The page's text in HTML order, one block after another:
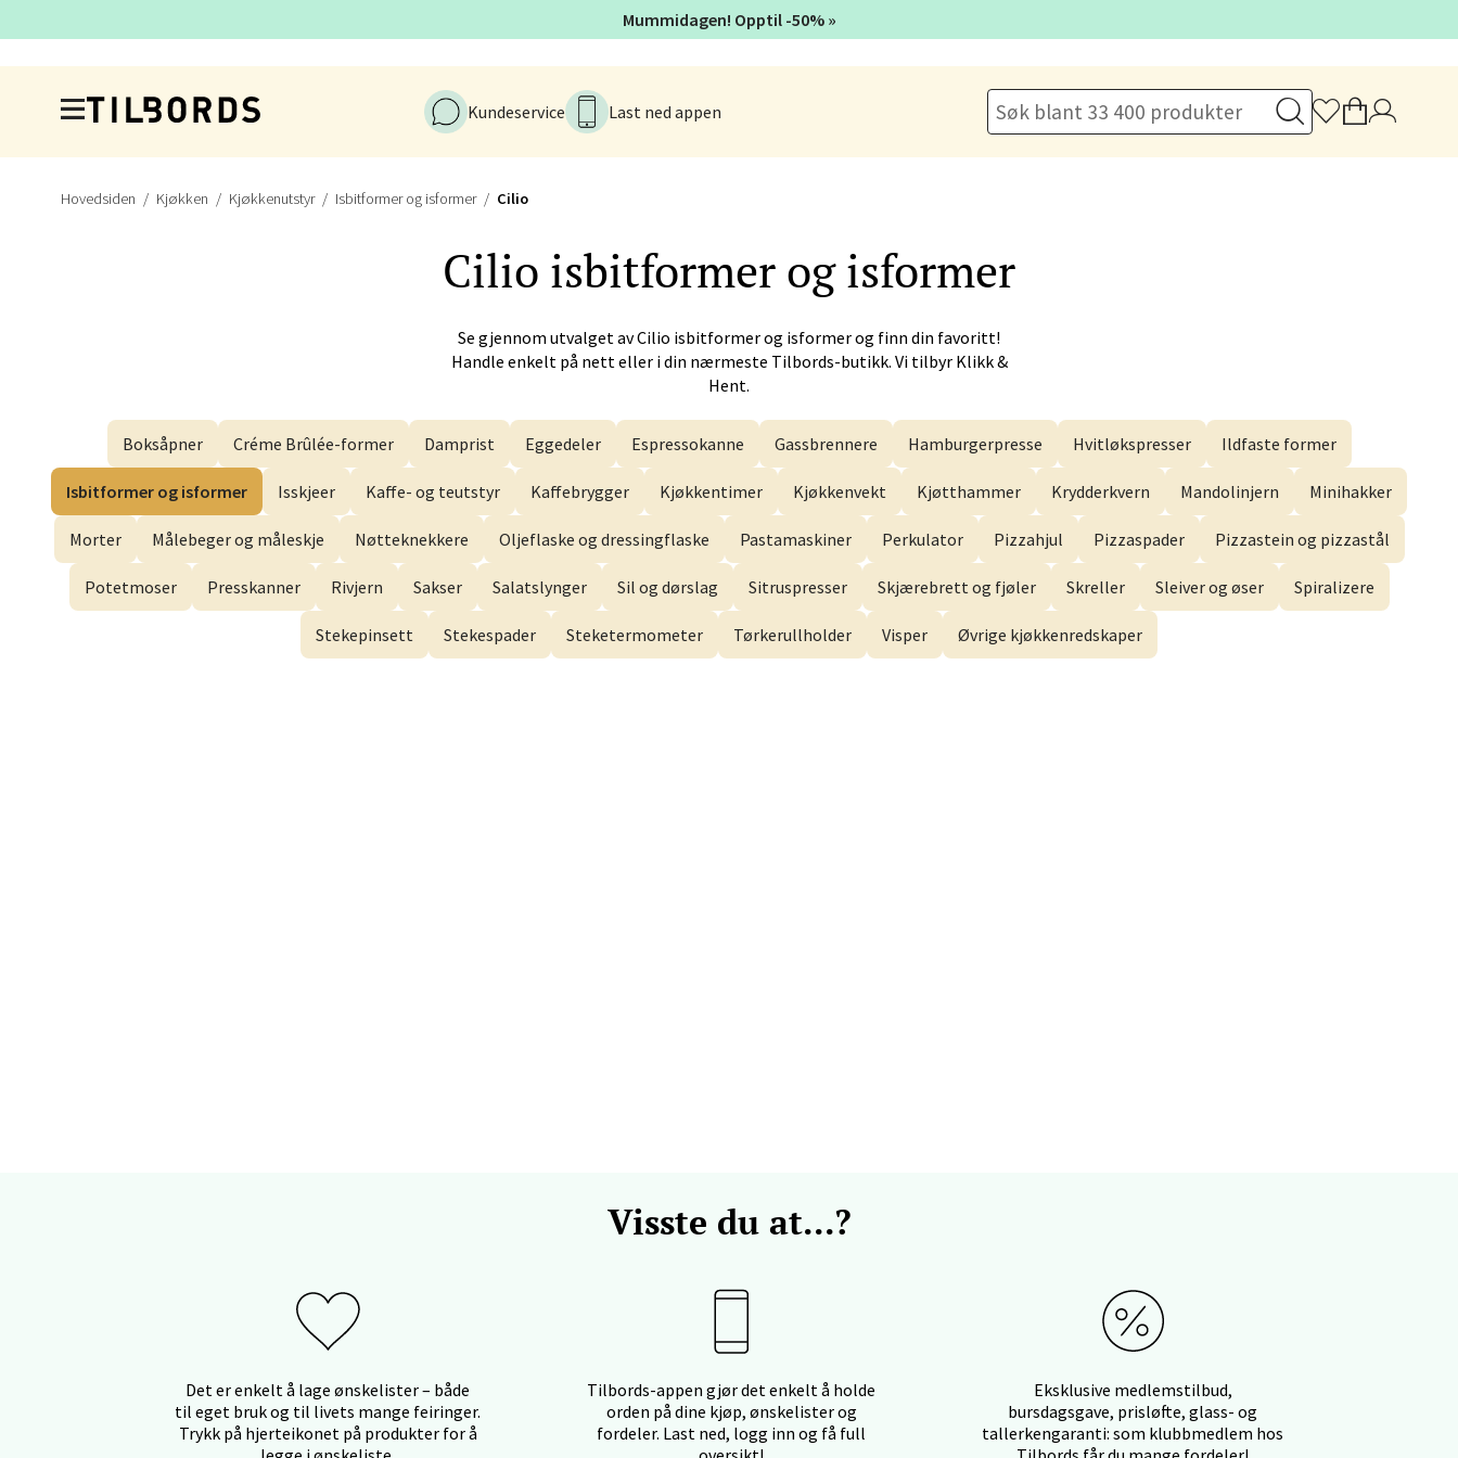
Kundeservice
Last ned appen
Hovedsiden Kjøkken Kjøkkenutstyr Isbitformer og isformer Cilio
Cilio isbitformer og isformer
Se gjennom utvalget avCilio isbitformer og isformer og finn din favoritt!
Handle enkelt på nett eller i din nærmeste Tilbords-butikk. Vi tilbyr Klikk &
Hent.
Boksåpner Créme Brûlée-former Damprist Eggedeler Espressokanne Gassbrennere Hamburgerpresse Hvitløkspresser Ildfaste former
Isbitformer og isformer Isskjeer Kaffe- og teutstyr Kaffebrygger Kjøkkentimer Kjøkkenvekt Kjøtthammer Krydderkvern Mandolinjern Minihakker
Morter Målebeger og måleskje Nøtteknekkere Oljeflaske og dressingflaske Pastamaskiner Perkulator Pizzahjul Pizzaspader Pizzastein og pizzastål
Potetmoser Presskanner Rivjern Sakser Salatslynger Sil og dørslag Sitruspresser Skjærebrett og fjøler Skreller Sleiver og øser Spiralizere
Stekepinsett Stekespader Steketermometer Tørkerullholder Visper Øvrige kjøkkenredskaper
Visste du at...?
Det er enkelt å lage ønskelister – både
til eget bruk og til livets mange feiringer.
Trykk på hjerteikonet på produkter for å
Tilbords-appen gjør det enkelt å holde
orden på dine kjøp, ønskelister og
fordeler. Last ned, logg inn og få full
Eksklusive medlemstilbud,
bursdagsgave, prisløfte, glass- og
tallerkengaranti: som klubbmedlem hos
Mummidagen! Opptil -50% »
Naustdalsveien 4, 6800 Førde
Åpent i dag 10-20
Velg
Gjøvik - CC Gjøvik
Åpent i dag 10-21
Drammen - Gulskogen
Gulskogen Senter, 3048 Drammen
Åpent i dag 10-21
Harstad - Thon Senter Kanebogen